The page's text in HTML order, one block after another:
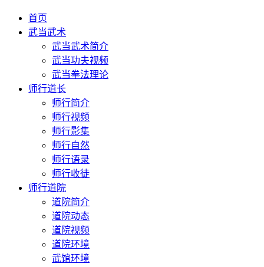
首页
武当武术
武当武术简介
武当功夫视频
武当拳法理论
师行道长
师行简介
师行视频
师行影集
师行自然
师行语录
师行收徒
师行道院
道院简介
道院动态
道院视频
道院环境
武馆环境